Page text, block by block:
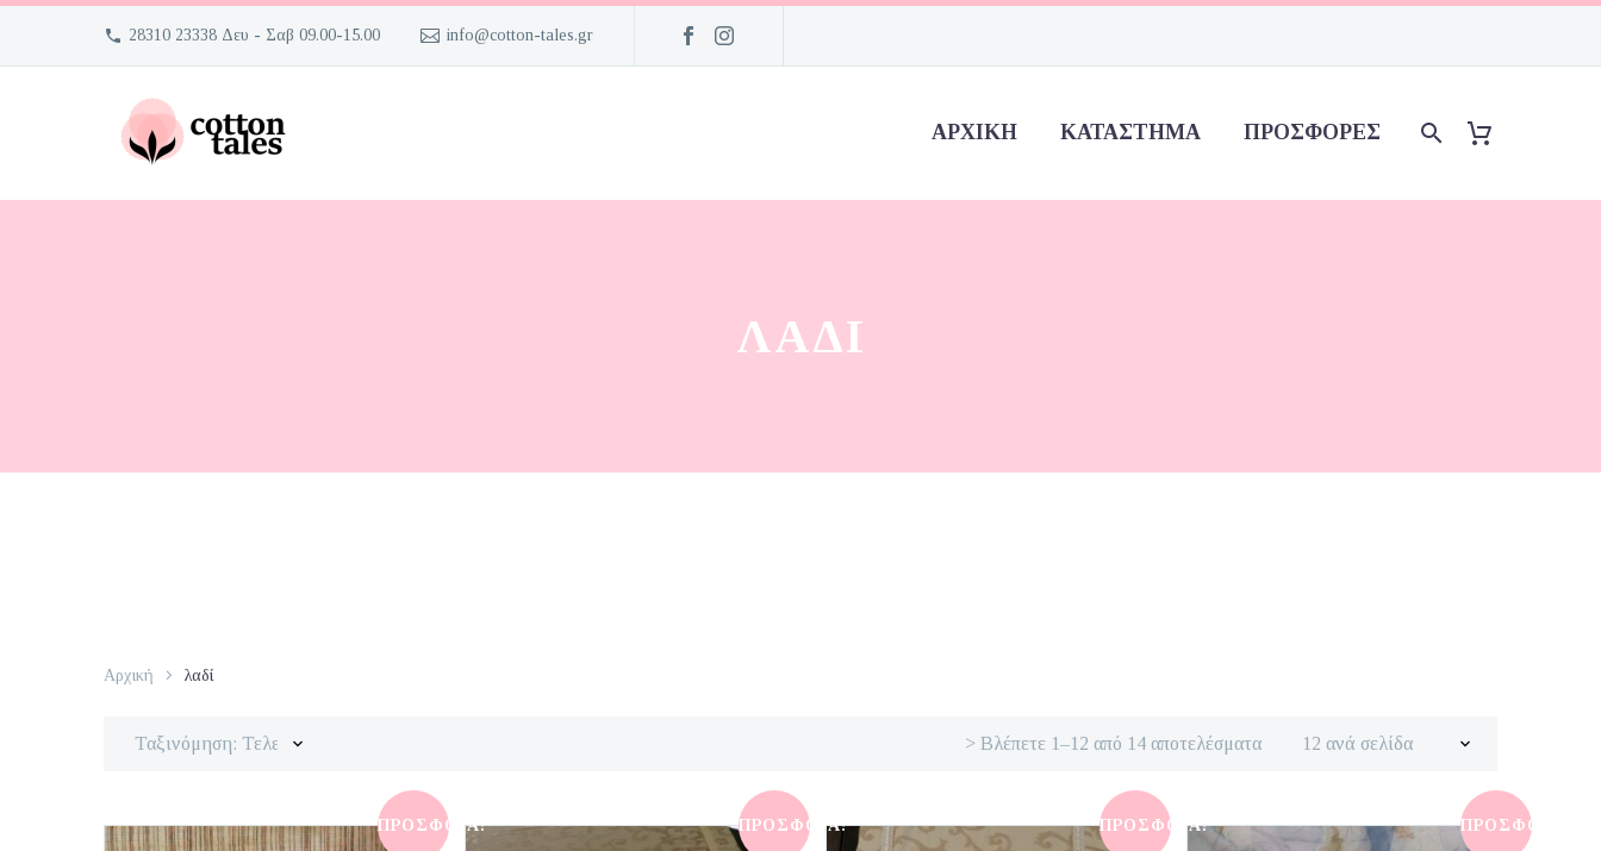
28310 23338 Δευ - Σαβ 09.00-15.00 info@cotton-tales.gr
ΑΡΧΙΚΉ ΚΑΤΆΣΤΗΜΑ ΠΡΟΣΦΟΡΈΣ
ΛΑΔΊ
Αρχική λαδί
Ταξινόμηση: Τελευταία 12 ανά σελίδα
> Βλέπετε 1–12 από 14 αποτελέσματαSorted
ΠΡΟΣΦΟΡΆ! ΠΡΟΣΦΟΡΆ! ΠΡΟΣΦΟΡΆ! ΠΡΟΣΦΟΡΆ!